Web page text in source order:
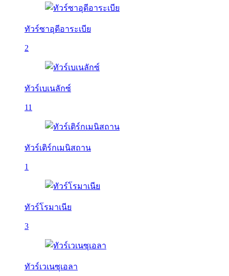
ทัวร์ซาอุดีอาระเบีย
2
ทัวร์เบเนลักซ์
11
ทัวร์เติร์กเมนิสถาน
1
ทัวร์โรมาเนีย
3
ทัวร์เวเนซุเอลา